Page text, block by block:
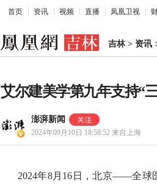
首页 资讯 视频 直播 凤凰卫视
吉林> 资讯
艾尔建美学第九年支持“
澎湃新闻
2024年09月10日 18:58:52 来自上海
2024年8月16日，北京——全球